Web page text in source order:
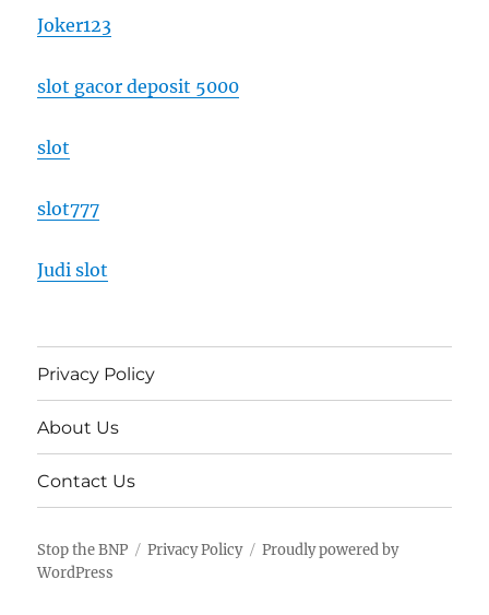
Joker123
slot gacor deposit 5000
slot
slot777
Judi slot
Privacy Policy
About Us
Contact Us
Stop the BNP Privacy Policy
Proudly powered by
WordPress